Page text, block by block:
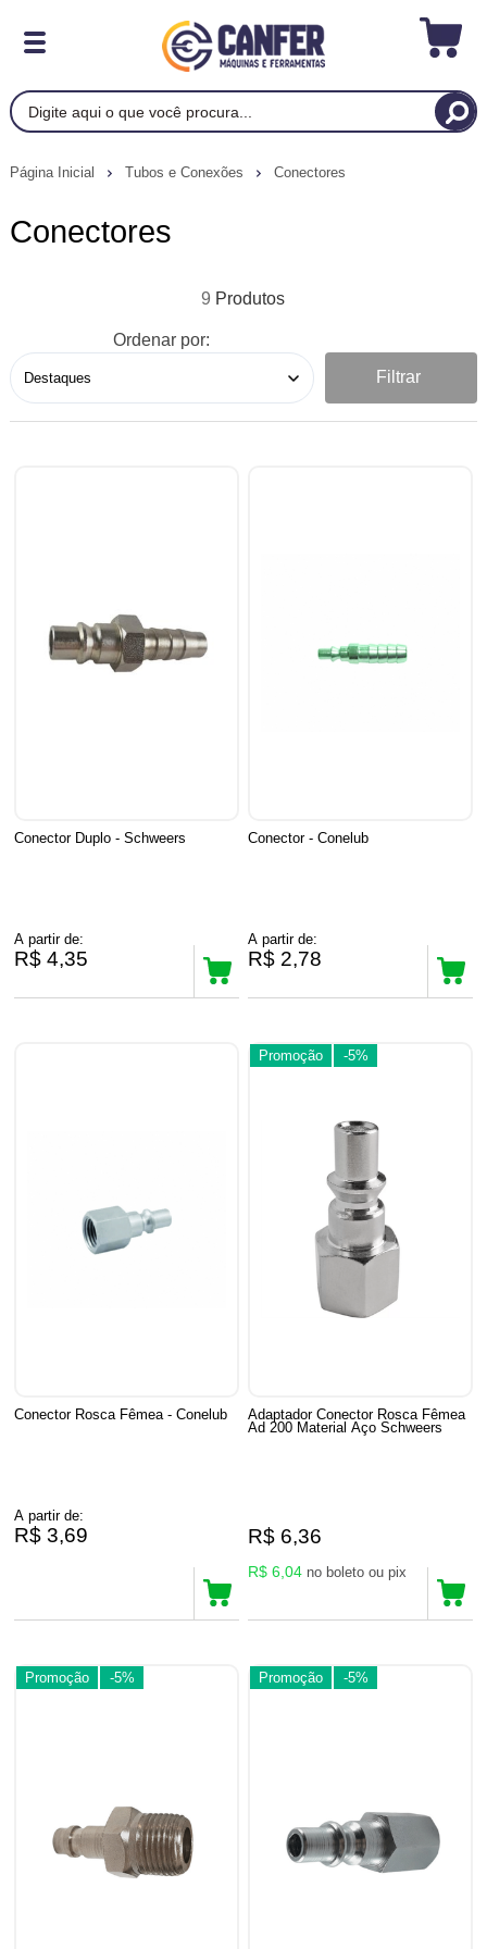
Página Inicial Tubos e Conexões Conectores
Conectores
9
Ordenar por:
Filtrar
Conector Duplo - Schweers
A partir de:
R$ 4,35
Conector - Conelub
A partir de:
R$ 2,78
Conector Rosca Fêmea - Conelub
A partir de:
R$ 3,69
Promoção -5%
Adaptador Conector Rosca Fêmea
Ad 200 Material Aço Schweers
R$ 6,36
R$ 6,04 no boleto ou pix
Promoção -5% Promoção -5%